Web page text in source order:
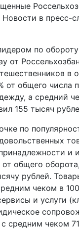
в пресс-
по
от
в
от общего числа
а средний
155 тысяч
по
и
общего
рублей.
чеком в
и услуги
средним чеком